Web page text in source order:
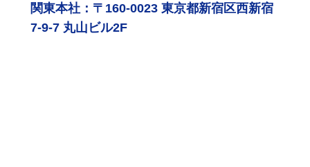
関東本社：〒160-0023 東京都新宿区西新宿
7-9-7 丸山ビル2F